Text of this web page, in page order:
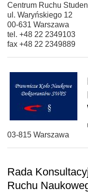
Centrum Ruchu
ul. Waryńskiego 12
00-631 Warszawa
tel. +48 22 2349103
fax +48 22 2349889
03-815 Warszawa
Rada
Ruchu